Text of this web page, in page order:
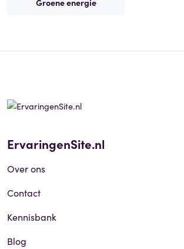
ErvaringenSite.nl
Over ons
Contact
Kennisbank
Blog